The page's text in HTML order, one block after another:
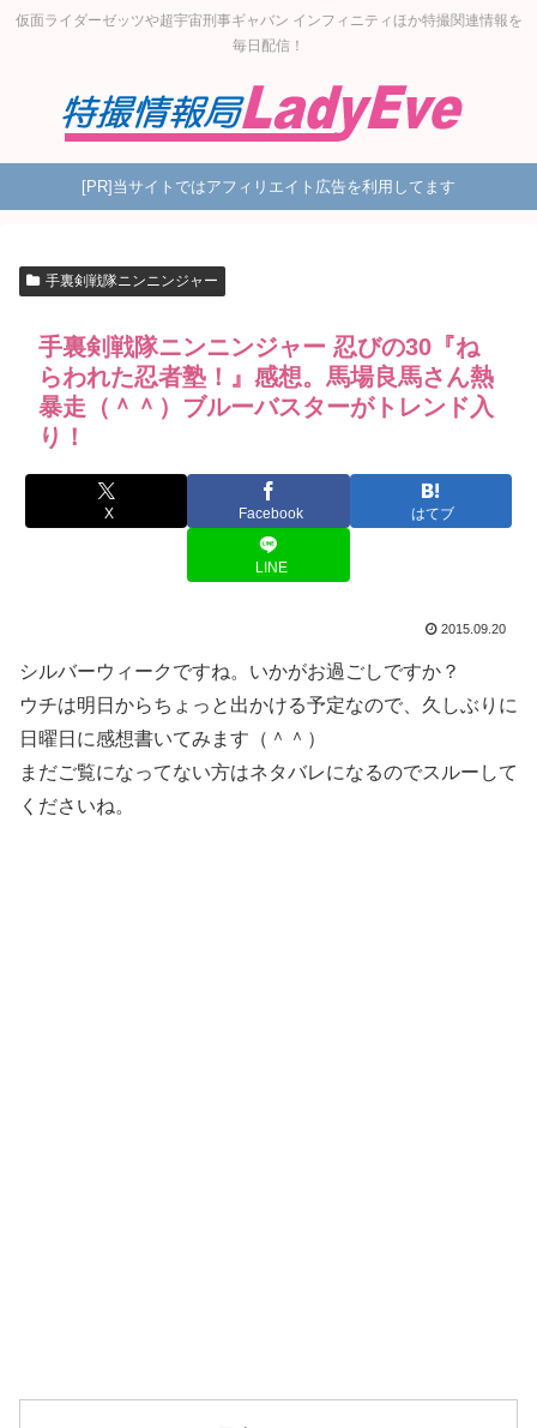
仮面ライダーゼッツや超宇宙刑事ギャバン インフィニティほか特撮関連情報を
毎日配信！
[PR]当サイトではアフィリエイト広告を利用してます
手裏剣戦隊ニンニンジャー
手裏剣戦隊ニンニンジャー 忍びの30『ね
らわれた忍者塾！』感想。馬場良馬さん熱
暴走（＾＾）ブルーバスターがトレンド入
り！
X Facebook はてブ
LINE
2015.09.20
シルバーウィークですね。いかがお過ごしですか？
ウチは明日からちょっと出かける予定なので、久しぶりに
日曜日に感想書いてみます（＾＾）
まだご覧になってない方はネタバレになるのでスルーして
くださいね。